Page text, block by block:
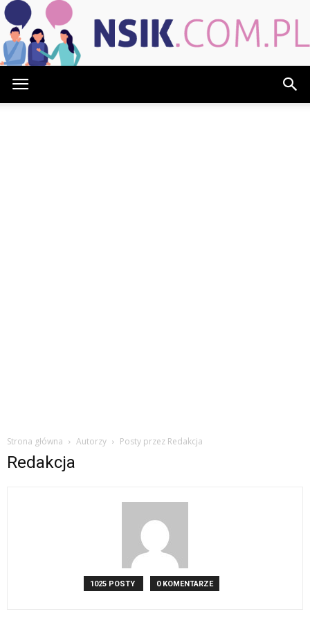
Strona główna Autorzy Posty przez Redakcja
Redakcja
1025 POSTY 0 KOMENTARZE